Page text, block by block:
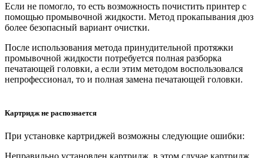
Если не помогло, то есть возможность почистить принтер с
помощью промывочной жидкости. Метод прокапывания дюз
более безопасный вариант очистки.
После использования метода принудительной протяжки
промывочной жидкости потребуется полная разборка
печатающей головки, а если этим методом воспользовался
непрофессионал, то и полная замена печатающей головки.
Картридж не распознается
При установке картриджей возможны следующие ошибки: